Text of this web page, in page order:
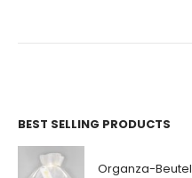
BEST SELLING PRODUCTS
Organza-Beutel